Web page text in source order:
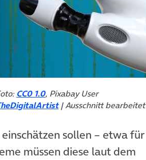
CC0 1.0, Pixabay User
| Ausschnitt bearbeitet
einschätzen sollen – etwa für
müssen diese laut dem